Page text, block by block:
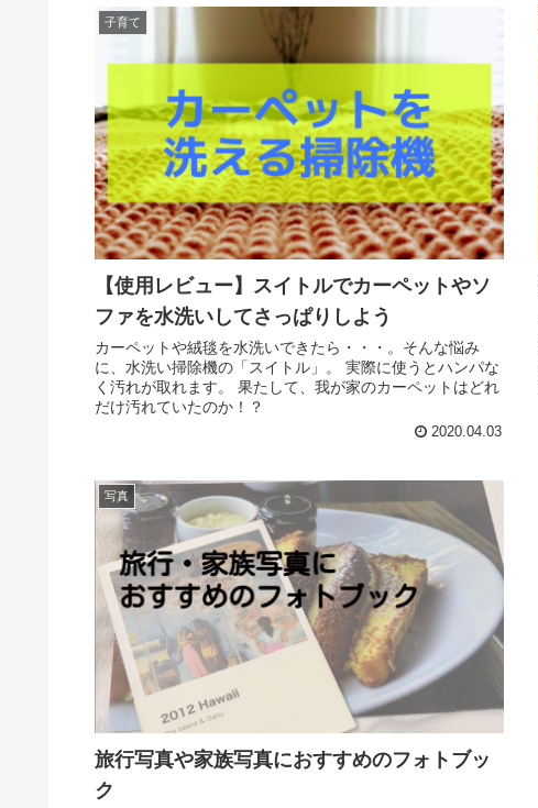
子育て
【使用レビュー】スイトルでカーペットやソ
ファを水洗いしてさっぱりしよう
カーペットや絨毯を水洗いできたら・・・。そんな悩み
に、水洗い掃除機の「スイトル」。 実際に使うとハンパな
く汚れが取れます。 果たして、我が家のカーペットはどれ
だけ汚れていたのか！？
2020.04.03
写真
旅行写真や家族写真におすすめのフォトブッ
ク